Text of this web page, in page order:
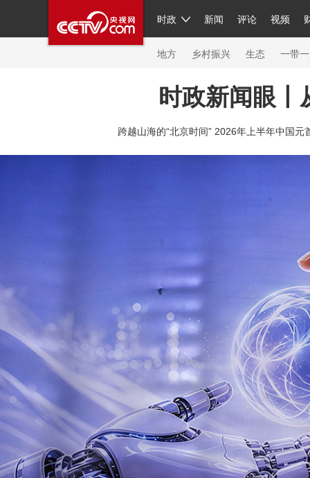
时政 新闻 评论 视频
人民领袖习近平 联播+ 中国
直播 片库 栏目大全 节目单
繁体 海外频道 iPanda
地方 乡村振兴 生态 一带
总台春晚
新闻
VIP会员
财经
大国智造
CCTV.节
时政新闻眼丨
跨越山海的“北京时间” 2026年上半年中国元